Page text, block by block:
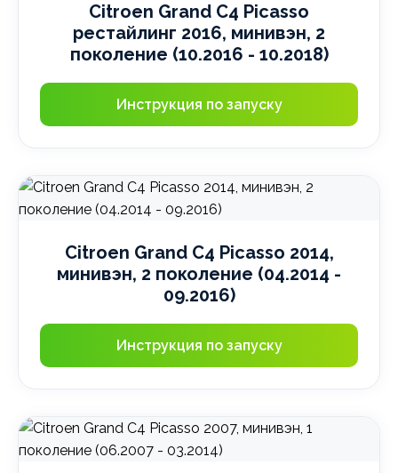
Citroen Grand C4 Picasso
рестайлинг 2016, минивэн, 2
поколение (10.2016 - 10.2018)
Инструкция по запуску
Citroen Grand C4 Picasso 2014,
минивэн, 2 поколение (04.2014 -
09.2016)
Инструкция по запуску